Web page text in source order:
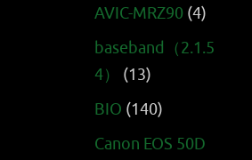
AVIC-MRZ90 (4)
baseband（2.1.5
4）
(13)
BIO (140)
Canon EOS 50D